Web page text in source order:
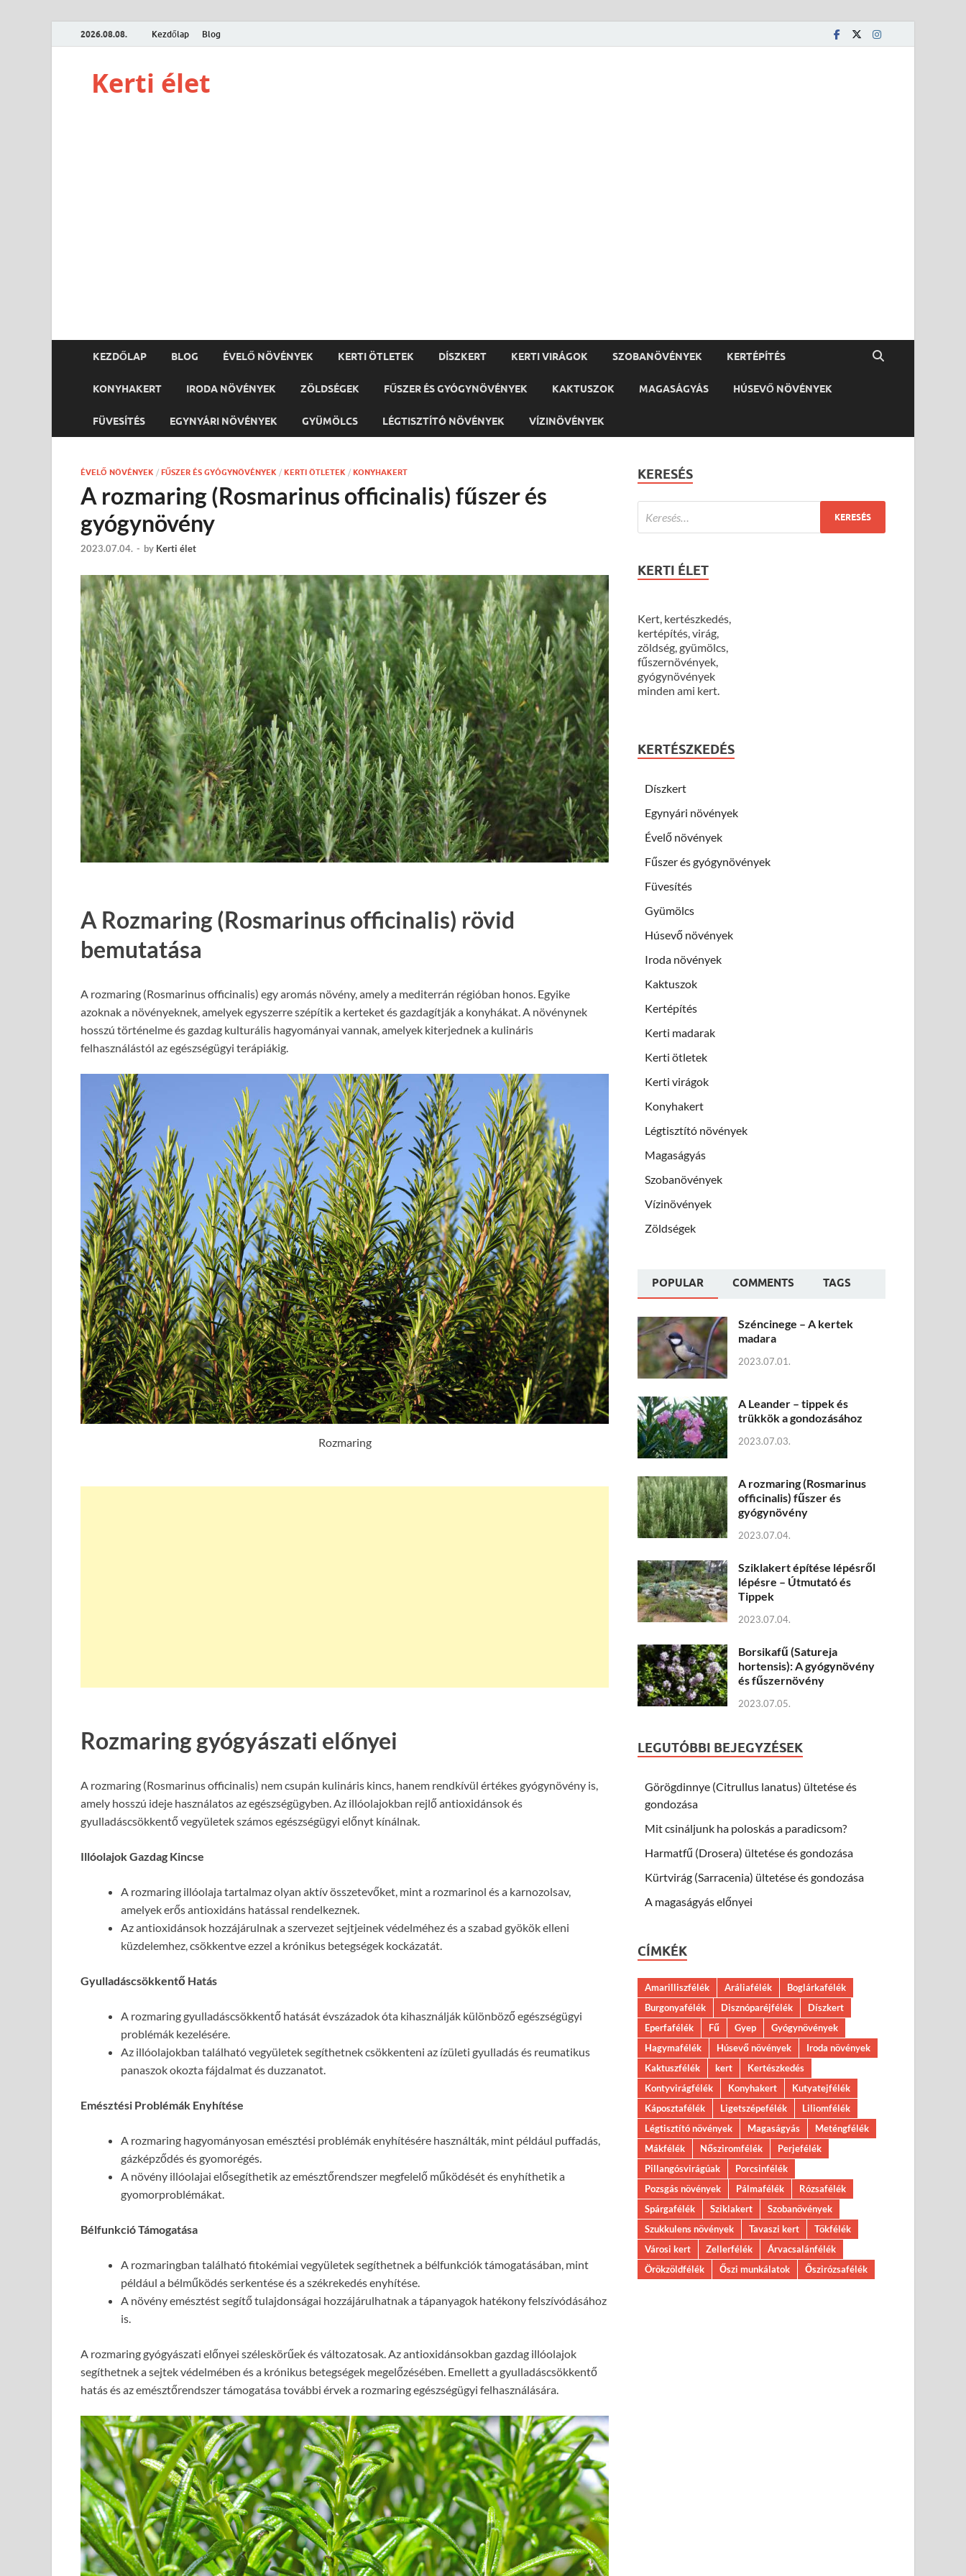
2026.08.08. Kezdőlap Blog
Kerti élet
KEZDŐLAP BLOG ÉVELŐ NÖVÉNYEK KERTI ÖTLETEK DÍSZKERT KERTI VIRÁGOK SZOBANÖVÉNYEK KERTÉPÍTÉS
KONYHAKERT IRODA NÖVÉNYEK ZÖLDSÉGEK FŰSZER ÉS GYÓGYNÖVÉNYEK KAKTUSZOK MAGASÁGYÁS HÚSEVŐ NÖVÉNYEK
FÜVESÍTÉS EGYNYÁRI NÖVÉNYEK GYÜMÖLCS LÉGTISZTÍTÓ NÖVÉNYEK VÍZINÖVÉNYEK
ÉVELŐ NÖVÉNYEK / FŰSZER ÉS GYÓGYNÖVÉNYEK / KERTI ÖTLETEK / KONYHAKERT
A rozmaring (Rosmarinus officinalis) fűszer és
gyógynövény
2023.07.04. - by Kerti élet
A Rozmaring (Rosmarinus officinalis) rövid
bemutatása
A rozmaring (Rosmarinus officinalis) egy aromás növény, amely a mediterrán régióban honos. Egyike
azoknak a növényeknek, amelyek egyszerre szépítik a kerteket és gazdagítják a konyhákat. A növénynek
hosszú történelme és gazdag kulturális hagyományai vannak, amelyek kiterjednek a kulináris
felhasználástól az egészségügyi terápiákig.
Rozmaring
Rozmaring gyógyászati előnyei
A rozmaring (Rosmarinus officinalis) nem csupán kulináris kincs, hanem rendkívül értékes gyógynövény is,
amely hosszú ideje használatos az egészségügyben. Az illóolajokban rejlő antioxidánsok és
gyulladáscsökkentő vegyületek számos egészségügyi előnyt kínálnak.
Illóolajok Gazdag Kincse
A rozmaring illóolaja tartalmaz olyan aktív összetevőket, mint a rozmarinol és a karnozolsav,
amelyek erős antioxidáns hatással rendelkeznek.
Az antioxidánsok hozzájárulnak a szervezet sejtjeinek védelméhez és a szabad gyökök elleni
küzdelemhez, csökkentve ezzel a krónikus betegségek kockázatát.
Gyulladáscsökkentő Hatás
A rozmaring gyulladáscsökkentő hatását évszázadok óta kihasználják különböző egészségügyi
problémák kezelésére.
Az illóolajokban található vegyületek segíthetnek csökkenteni az ízületi gyulladás és reumatikus
panaszok okozta fájdalmat és duzzanatot.
Emésztési Problémák Enyhítése
A rozmaring hagyományosan emésztési problémák enyhítésére használták, mint például puffadás,
gázképződés és gyomorégés.
A növény illóolajai elősegíthetik az emésztőrendszer megfelelő működését és enyhíthetik a
gyomorproblémákat.
Bélfunkció Támogatása
A rozmaringban található fitokémiai vegyületek segíthetnek a bélfunkciók támogatásában, mint
például a bélműködés serkentése és a székrekedés enyhítése.
A növény emésztést segítő tulajdonságai hozzájárulhatnak a tápanyagok hatékony felszívódásához
is.
A rozmaring gyógyászati előnyei széleskörűek és változatosak. Az antioxidánsokban gazdag illóolajok
segíthetnek a sejtek védelmében és a krónikus betegségek megelőzésében. Emellett a gyulladáscsökkentő
hatás és az emésztőrendszer támogatása további érvek a rozmaring egészségügyi felhasználására.
KERESÉS
KERTI ÉLET
Kert, kertészkedés,
kertépítés, virág,
zöldség, gyümölcs,
fűszernövények,
gyógynövények
minden ami kert.
KERTÉSZKEDÉS
Díszkert
Egynyári növények
Évelő növények
Fűszer és gyógynövények
Füvesítés
Gyümölcs
Húsevő növények
Iroda növények
Kaktuszok
Kertépítés
Kerti madarak
Kerti ötletek
Kerti virágok
Konyhakert
Légtisztító növények
Magaságyás
Szobanövények
Vízinövények
Zöldségek
POPULAR COMMENTS TAGS
Széncinege – A kertek
madara
2023.07.01.
A Leander – tippek és
trükkök a gondozásához
2023.07.03.
A rozmaring (Rosmarinus
officinalis) fűszer és
gyógynövény
2023.07.04.
Sziklakert építése lépésről
lépésre – Útmutató és
Tippek
2023.07.04.
Borsikafű (Satureja
hortensis): A gyógynövény
és fűszernövény
2023.07.05.
LEGUTÓBBI BEJEGYZÉSEK
Görögdinnye (Citrullus lanatus) ültetése és
gondozása
Mit csináljunk ha poloskás a paradicsom?
Harmatfű (Drosera) ültetése és gondozása
Kürtvirág (Sarracenia) ültetése és gondozása
A magaságyás előnyei
CÍMKÉK
Amarilliszfélék Aráliafélék
Boglárkafélék
Burgonyafélék
Disznóparéjfélék
Díszkert
Eperfafélék
Fű Gyep
Gyógynövények
Hagymafélék
Húsevő növények
Iroda növények
Kaktuszfélék
kert
Kertészkedés
Kontyvirágfélék
Konyhakert
Kutyatejfélék
Káposztafélék
Ligetszépefélék
Liliomfélék
Légtisztító növények
Magaságyás
Meténgfélék
Mákfélék
Nősziromfélék
Perjefélék
Pillangósvirágúak
Porcsinfélék
Pozsgás növények
Pálmafélék
Rózsafélék
Spárgafélék
Sziklakert
Szobanövények
Szukkulens növények
Tavaszi kert
Tökfélék
Városi kert
Zellerfélék
Árvacsalánfélék
Örökzöldfélék
Őszi munkálatok Őszirózsafélék